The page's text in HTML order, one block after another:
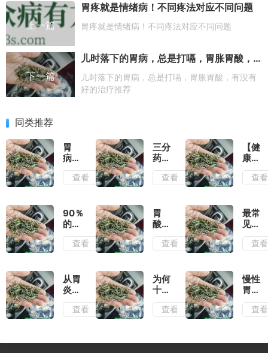
上一篇
胃疼就是情绪病！不同疼法对应不同问题
胃疼就是情绪病！不同疼法对应不同问题
下一篇
儿时落下的胃病，总是打嗝，胃胀胃酸，有没有好的治疗推荐
儿时落下的胃病，总是打嗝，胃胀胃酸，有没有
好的治疗推荐
同类推荐
胃
病：
从来
而
是"养"好
的
查看
三分
药，
七分
养"慢
学用
药与
生活
调养
秘籍
查看
【健
康科
普】
为什
就胃
痛？
原来
很多
胃病
是"吃
来
的，
是"愁
查看
90％
的胃
病，
其实
药，
不要
过度
疗！
几种
查看
胃
酸、
胃
痛、
常见
胃病
联合
用药
方案
查看
最常
见的
4种
把调
理方
法一
次性
告诉
建议
查看
从胃
炎到
胃癌
的发
有4
查看
为何
十人
九胃
炎？
这3
查看
慢性
胃炎
常见
胃炎
查看